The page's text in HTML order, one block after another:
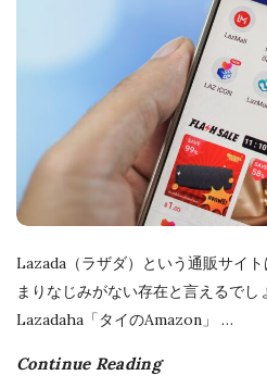
a
Lazada（ラザダ）という通販サイ
まりなじみがない存在と言えるでし
Lazadaha「タイのAmazon」
…
Continue Reading